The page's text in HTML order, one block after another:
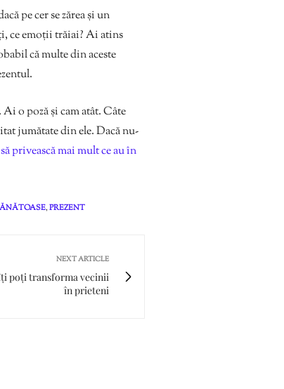
pe cer se zărea și un
ce emoții trăiai? Ai atins
că multe din aceste
o poză și cam atât. Câte
jumătate din ele. Dacă nu-
privească mai mult ce au în
,PREZENT
NEXT ARTICLE
poți transforma vecinii
în prieteni